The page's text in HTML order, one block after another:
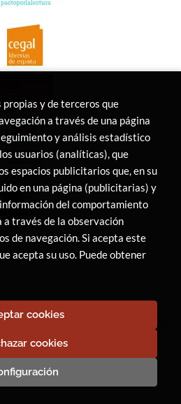
. Todos los Derechos Reservados
y de terceros que
a través de una página
y análisis estadístico
usuarios (analíticas), que
espacios publicitarios que, en su
en una página (publicitarias) y
del comportamiento
a través de la observación
de navegación. Si acepta este
acepta su uso. Puede obtener
cookies
cookies